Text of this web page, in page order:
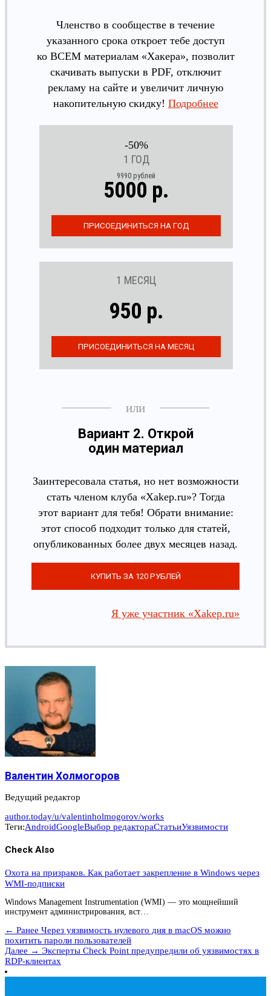
Членство в сообществе в течение
указанного срока откроет тебе доступ
ко ВСЕМ материалам «Хакера», позволит
скачивать выпуски в PDF, отключит
рекламу на сайте и увеличит личную
накопительную скидку! Подробнее
-50%
1 ГОД
9990 рублей
5000 р.
1 МЕСЯЦ
950 р.
Вариант 2. Открой
один материал
Заинтересовала статья, но нет возможности
стать членом клуба «Xakep.ru»? Тогда
этот вариант для тебя! Обрати внимание:
этот способ подходит только для статей,
опубликованных более двух месяцев назад.
Я уже участник «Xakep.ru»
Валентин Холмогоров
Ведущий редактор
author.today/u/valentinholmogorov/works
Теги:AndroidGoogleВыбор редактораСтатьиУязвимости
Check Also
Охота на призраков. Как работает закрепление в Windows через
WMI-подписки
Windows Management Instrumentation (WMI) — это мощнейший
инструмент администрирования, вст…
← Ранее Через уязвимость нулевого дня в macOS можно
похитить пароли пользователей
Далее → Эксперты Check Point предупредили об уязвимостях в
RDP-клиентах